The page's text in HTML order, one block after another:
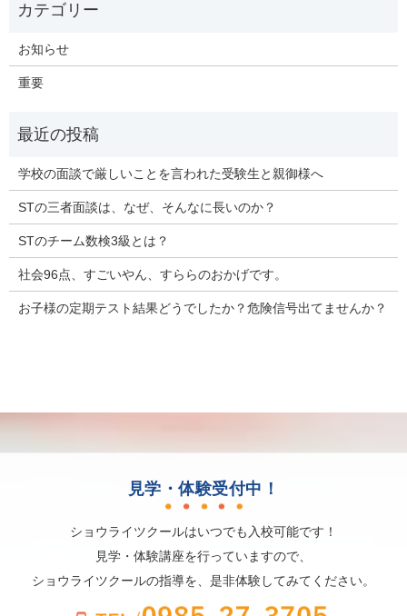
お知らせ
重要
学校の面談で厳しいことを言われた受験生と親御様へ
STの三者面談は、なぜ、そんなに長いのか？
STのチーム数検3級とは？
社会96点、すごいやん、すららのおかげです。
お子様の定期テスト結果どうでしたか？危険信号出てませんか？
見学・体験受付中！
ショウライツクールはいつでも入校可能です！
見学・体験講座を行っていますので、
ショウライツクールの指導を、是非体験してみてください。